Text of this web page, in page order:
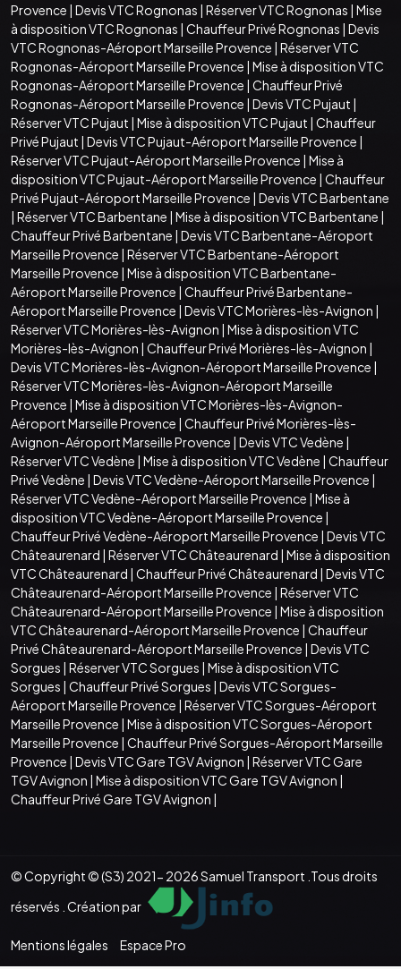
Provence | Devis VTC Rognonas | Réserver VTC Rognonas | Mise
à disposition VTC Rognonas | Chauffeur Privé Rognonas | Devis
VTC Rognonas-Aéroport Marseille Provence | Réserver VTC
Rognonas-Aéroport Marseille Provence | Mise à disposition VTC
Rognonas-Aéroport Marseille Provence | Chauffeur Privé
Rognonas-Aéroport Marseille Provence | Devis VTC Pujaut |
Réserver VTC Pujaut | Mise à disposition VTC Pujaut | Chauffeur
Privé Pujaut | Devis VTC Pujaut-Aéroport Marseille Provence |
Réserver VTC Pujaut-Aéroport Marseille Provence | Mise à
disposition VTC Pujaut-Aéroport Marseille Provence | Chauffeur
Privé Pujaut-Aéroport Marseille Provence | Devis VTC Barbentane
| Réserver VTC Barbentane | Mise à disposition VTC Barbentane |
Chauffeur Privé Barbentane | Devis VTC Barbentane-Aéroport
Marseille Provence | Réserver VTC Barbentane-Aéroport
Marseille Provence | Mise à disposition VTC Barbentane-
Aéroport Marseille Provence | Chauffeur Privé Barbentane-
Aéroport Marseille Provence | Devis VTC Morières-lès-Avignon |
Réserver VTC Morières-lès-Avignon | Mise à disposition VTC
Morières-lès-Avignon | Chauffeur Privé Morières-lès-Avignon |
Devis VTC Morières-lès-Avignon-Aéroport Marseille Provence |
Réserver VTC Morières-lès-Avignon-Aéroport Marseille
Provence | Mise à disposition VTC Morières-lès-Avignon-
Aéroport Marseille Provence | Chauffeur Privé Morières-lès-
Avignon-Aéroport Marseille Provence | Devis VTC Vedène |
Réserver VTC Vedène | Mise à disposition VTC Vedène | Chauffeur
Privé Vedène | Devis VTC Vedène-Aéroport Marseille Provence |
Réserver VTC Vedène-Aéroport Marseille Provence | Mise à
disposition VTC Vedène-Aéroport Marseille Provence |
Chauffeur Privé Vedène-Aéroport Marseille Provence | Devis VTC
Châteaurenard | Réserver VTC Châteaurenard | Mise à disposition
VTC Châteaurenard | Chauffeur Privé Châteaurenard | Devis VTC
Châteaurenard-Aéroport Marseille Provence | Réserver VTC
Châteaurenard-Aéroport Marseille Provence | Mise à disposition
VTC Châteaurenard-Aéroport Marseille Provence | Chauffeur
Privé Châteaurenard-Aéroport Marseille Provence | Devis VTC
Sorgues | Réserver VTC Sorgues | Mise à disposition VTC
Sorgues | Chauffeur Privé Sorgues | Devis VTC Sorgues-
Aéroport Marseille Provence | Réserver VTC Sorgues-Aéroport
Marseille Provence | Mise à disposition VTC Sorgues-Aéroport
Marseille Provence | Chauffeur Privé Sorgues-Aéroport Marseille
Provence | Devis VTC Gare TGV Avignon | Réserver VTC Gare
TGV Avignon | Mise à disposition VTC Gare TGV Avignon |
Chauffeur Privé Gare TGV Avignon |
© Copyright © (S3) 2021- 2026 Samuel Transport .Tous droits
réservés . Création par
Mentions légales Espace Pro